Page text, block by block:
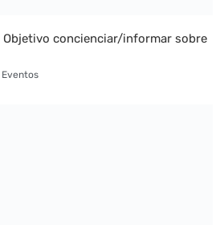
Objetivo concienciar/informar sobre
Eventos